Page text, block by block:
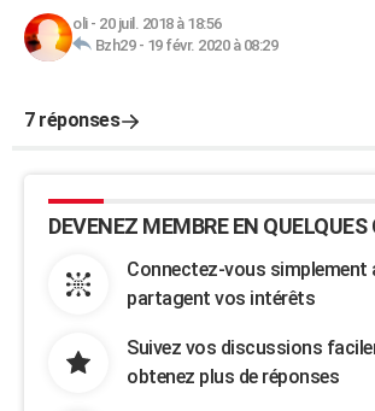
oli- 20 juil. 2018 à 18:56
Bzh29- 19 févr. 2020 à 08:29
7 réponses
DEVENEZ MEMBRE EN QUELQUES
Connectez-vous simplement
partagent vos intérêts
Suivez vos discussions
obtenez plus de réponses